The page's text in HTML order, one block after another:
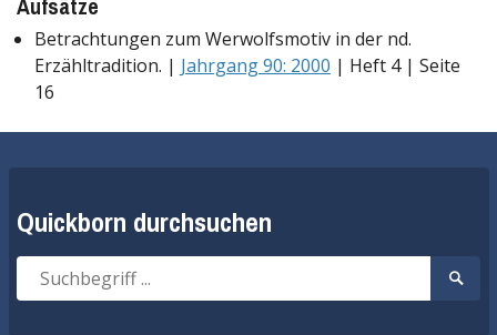
Betrachtungen zum Werwolfsmotiv in der nd.
Erzähltradition. | Jahrgang 90: 2000 | Heft 4 | Seite
16
Quickborn durchsuchen
Suche
nach:
Suche